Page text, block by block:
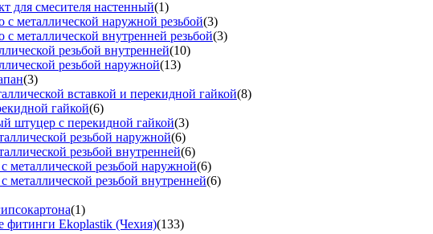
для смесителя настенный(1)
с металлической наружной резьбой(3)
с металлической внутренней резьбой(3)
резьбой внутренней(10)
резьбой наружной(13)
(3)
вставкой и перекидной гайкой(8)
гайкой(6)
штуцер с перекидной гайкой(3)
резьбой наружной(6)
резьбой внутренней(6)
металлической резьбой наружной(6)
металлической резьбой внутренней(6)
(1)
фитинги Ekoplastik (Чехия)(133)